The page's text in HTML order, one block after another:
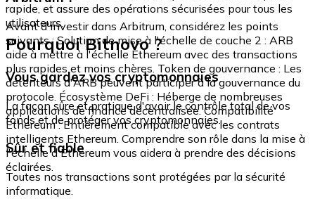
rapide, et assure des opérations sécurisées pour tous les
utilisateurs.
Avant d'investir dans Arbitrum, considérez les points
suivants : Solution de mise à l'échelle de couche 2 : ARB
aide à mettre à l'échelle Ethereum avec des transactions
plus rapides et moins chères. Token de gouvernance : Les
détenteurs d'ARB peuvent participer à la gouvernance du
protocole. Écosystème DeFi : Héberge de nombreuses
applications de finance décentralisée. Compatibilité
Ethereum : Entièrement compatible avec les contrats
intelligents Ethereum. Comprendre son rôle dans la mise à
l'échelle d'Ethereum vous aidera à prendre des décisions
éclairées.
Pourquoi Bitnovo ?
Vous gardez vos cryptomonnaies
La façon sûre et pratique d'avoir le contrôle total de vos
fonds et de protéger vos cryptomonnaies.
Sûr et fiable
Toutes nos transactions sont protégées par la sécurité
informatique.